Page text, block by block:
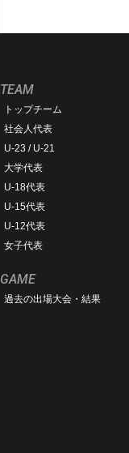
TEAM
トップチーム
社会人代表
U-23 / U-21
大学代表
U-18代表
U-15代表
U-12代表
女子代表
GAME
過去の出場大会・結果